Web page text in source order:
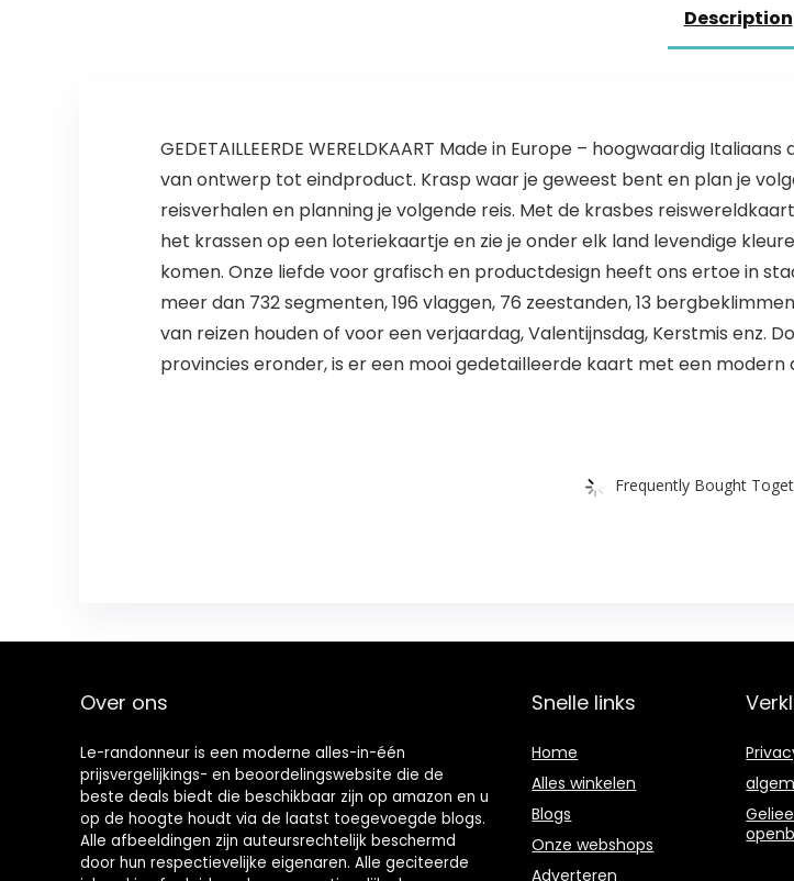
Description
GEDETAILLEERDE WERELDKAART Made in Europe – hoogwaardig
van ontwerp tot eindproduct. Krasp waar je geweest bent en plan je
reisverhalen en planning je volgende reis. Met de krasbes
het krassen op een loteriekaartje en zie je onder elk land levendige
komen. Onze liefde voor grafisch en productdesign heeft ons ertoe in
meer dan 732 segmenten, 196 vlaggen, 76 zeestanden, 13
van reizen houden of voor een verjaardag, Valentijnsdag, Kerstmis enz.
provincies eronder, is er een mooi gedetailleerde kaart met een modern
Frequently Bought
Over ons
Le-randonneur is een moderne alles-in-één
prijsvergelijkings- en beoordelingswebsite die de
beste deals biedt die beschikbaar zijn op amazon en u
op de hoogte houdt via de laatst toegevoegde blogs.
Alle afbeeldingen zijn auteursrechtelijk beschermd
door hun respectievelijke eigenaren. Alle geciteerde
Snelle links
Home
Alles winkelen
Blogs
Onze webshops
Adverteren